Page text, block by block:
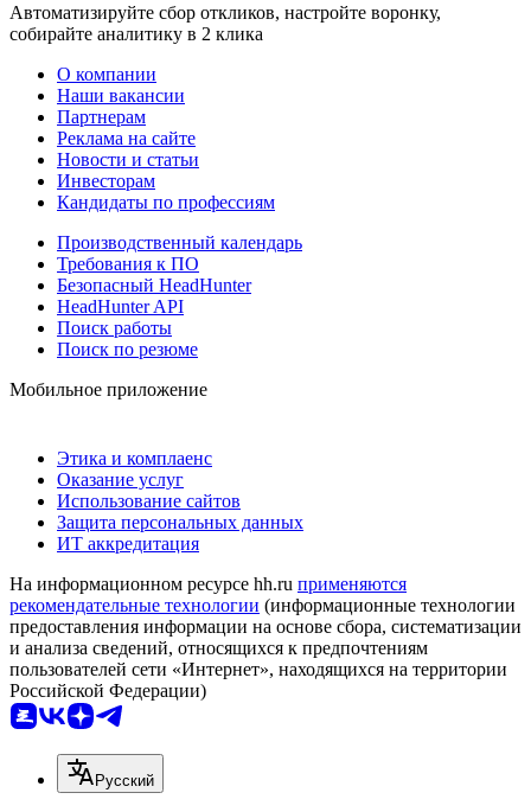
Автоматизируйте сбор откликов, настройте воронку,
собирайте аналитику в 2 клика
О компании
Наши вакансии
Партнерам
Реклама на сайте
Новости и статьи
Инвесторам
Кандидаты по профессиям
Производственный календарь
Требования к ПО
Безопасный HeadHunter
HeadHunter API
Поиск работы
Поиск по резюме
Мобильное приложение
Этика и комплаенс
Оказание услуг
Использование сайтов
Защита персональных данных
ИТ аккредитация
На информационном ресурсе hh.ru применяются
рекомендательные технологии (информационные технологии
предоставления информации на основе сбора, систематизации
и анализа сведений, относящихся к предпочтениям
пользователей сети «Интернет», находящихся на территории
Российской Федерации)
Русский